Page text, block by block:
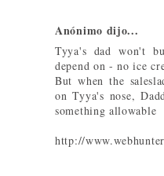
Anónimo dijo...
Tyya's dad won't
depend on - no ice
But when the
on Tyya's nose,
something allowable
http://